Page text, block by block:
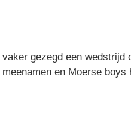
gezegd een
en Moerse boys